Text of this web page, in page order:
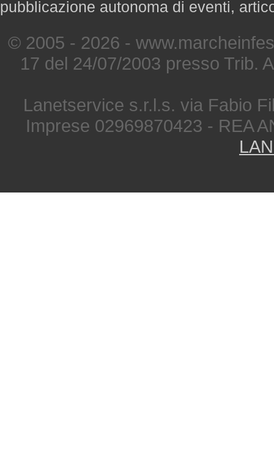
pubblicazione autonoma di eventi,
© 2005 - 2026 -
17 del 24/07/2003 presso Trib.
Lanetservice s.r.l.s. via Fabio
Imprese 02969870423 - REA